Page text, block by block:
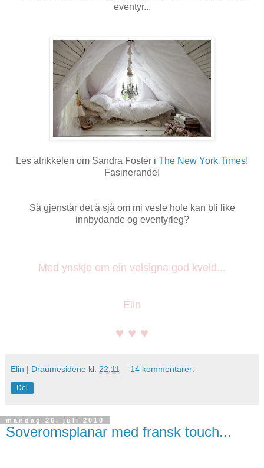
eventyr...
Les atrikkelen om Sandra Foster i The New York Times!
Fasinerande!
Så gjenstår det å sjå om mi vesle hole kan bli like
innbydande og eventyrleg?
Med ynskje om ein velsigna god kveld...
Elin
♥ ♥ ♥
Elin | Draumesidene kl. 22:11 14 kommentarer:
Del
mandag 26. juli 2010
Soveromsplanar med fransk touch...